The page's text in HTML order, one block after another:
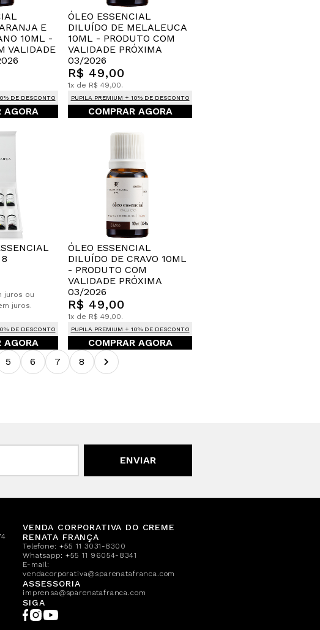
E
10ML -
VALIDADE
DE DESCONTO
AGORA
ÓLEO ESSENCIAL
DILUÍDO DE MELALEUCA
10ML - PRODUTO COM
VALIDADE PRÓXIMA
03/2026
R$ 49,00
1x de R$ 49,00.
PUPILA PREMIUM + 10% DE DESCONTO
COMPRAR AGORA
juros ou
juros.
DE DESCONTO
AGORA
ÓLEO ESSENCIAL
DILUÍDO DE CRAVO 10ML
- PRODUTO COM
VALIDADE PRÓXIMA
03/2026
R$ 49,00
1x de R$ 49,00.
PUPILA PREMIUM + 10% DE DESCONTO
COMPRAR AGORA
5 6 7 8
ENVIAR
VENDA CORPORATIVA DO CREME
RENATA FRANÇA
Telefone:+55 11 3031-8300
Whatsapp:+55 11 96054-8341
E-mail:
vendacorporativa@sparenatafranca.com
ASSESSORIA
imprensa@sparenatafranca.com
SIGA